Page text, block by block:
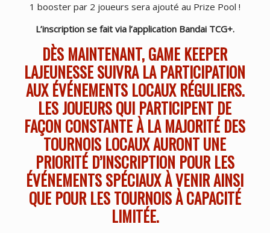
1 booster par 2 joueurs sera ajouté au Prize Pool !
L’inscription se fait via l’application Bandai TCG+.
DÈS MAINTENANT, GAME KEEPER
LAJEUNESSE SUIVRA LA PARTICIPATION
AUX ÉVÉNEMENTS LOCAUX RÉGULIERS.
LES JOUEURS QUI PARTICIPENT DE
FAÇON CONSTANTE À LA MAJORITÉ DES
TOURNOIS LOCAUX AURONT UNE
PRIORITÉ D’INSCRIPTION POUR LES
ÉVÉNEMENTS SPÉCIAUX À VENIR AINSI
QUE POUR LES TOURNOIS À CAPACITÉ
LIMITÉE.